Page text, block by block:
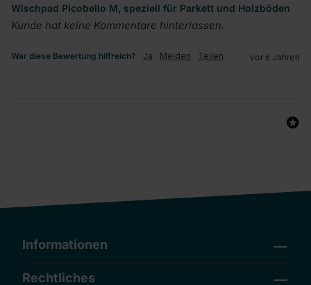
Wischpad Picobello M, speziell für Parkett und Holzböden
Kunde hat keine Kommentare hinterlassen.
War diese Bewertung hilfreich? Ja Melden Teilen vor 6 Jahren
Informationen
Rechtliches